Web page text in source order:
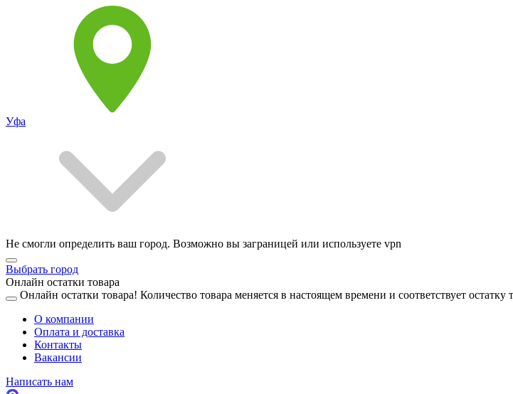
Уфа
Не смогли определить ваш город. Возможно вы заграницей или используете vpn
Выбрать город
Онлайн остатки товара
Онлайн остатки товара! Количество товара меняется в настоящем времени и соответствует остатку
О компании
Оплата и доставка
Контакты
Вакансии
Написать нам